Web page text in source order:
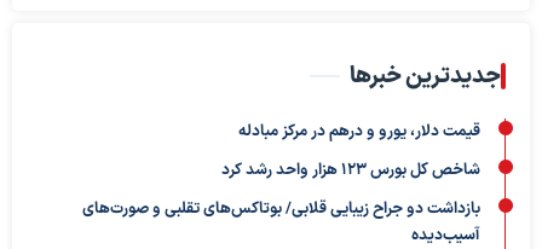
جدیدترین خبرها
قیمت دلار، یورو و درهم در مرکز مبادله
شاخص کل بورس ۱۲۳ هزار واحد رشد کرد
بازداشت دو جراح زیبایی قلابی/ بوتاکس‌های تقلبی و صورت‌های
آسیب‌دیده